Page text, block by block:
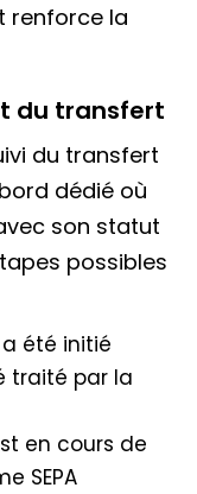
renforce la
du transfert
du transfert
dédié où
son statut
possibles
été initié
traité par la
en cours de
SEPA